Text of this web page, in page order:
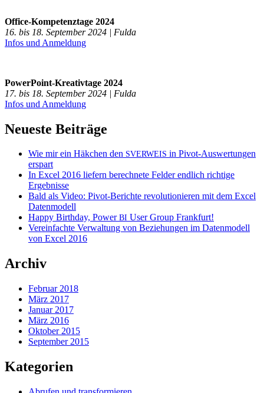
Office-Kompetenztage 2024
16. bis 18. September 2024 | Fulda
Infos und Anmeldung
PowerPoint-Kreativtage 2024
17. bis 18. September 2024 | Fulda
Infos und Anmeldung
Neueste Beiträge
Wie mir ein Häkchen den SVERWEIS in Pivot-Auswertungen
erspart
In Excel 2016 liefern berechnete Felder endlich richtige
Ergebnisse
Bald als Video: Pivot-Berichte revolutionieren mit dem Excel
Datenmodell
Happy Birthday, PowerBI User Group Frankfurt!
Vereinfachte Verwaltung von Beziehungen im Datenmodell
von Excel 2016
Archiv
Februar 2018
März 2017
Januar 2017
März 2016
Oktober 2015
September 2015
Kategorien